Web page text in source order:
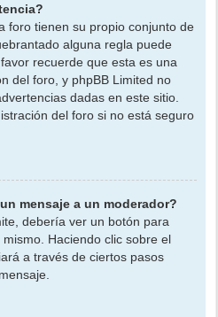
foro tienen su propio conjunto de
alguna regla puede
recuerde que esta es una
del foro, y phpBB Limited no
dadas en este sitio.
del foro si no está seguro
mensaje a un moderador?
debería ver un botón para
Haciendo clic sobre el
a través de ciertos pasos